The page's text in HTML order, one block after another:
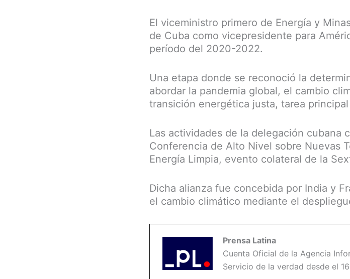
El viceministro primero de Energía y
de Cuba como vicepresidente para
período del 2020-2022.
Una etapa donde se reconoció la
abordar la pandemia global, el cambio
transición energética justa, tarea
Las actividades de la delegación cubana
Conferencia de Alto Nivel sobre Nuevas
Energía Limpia, evento colateral de la
Dicha alianza fue concebida por India y
el cambio climático mediante el
Prensa Latina
Cuenta Oficial de la Agencia
Servicio de la verdad desde el